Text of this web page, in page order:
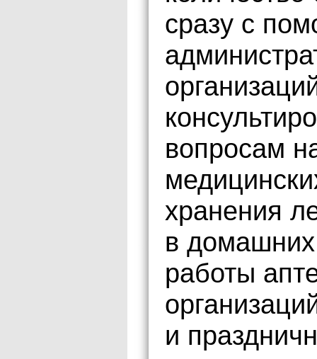
сразу с
вопросам
хранения
в
работы
и